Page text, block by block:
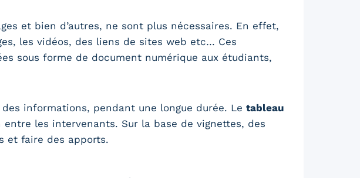
et bien d’autres, ne sont plus nécessaires. En effet,
les vidéos, des liens de sites web etc… Ces
sous forme de document numérique aux étudiants,
informations, pendant une longue durée. Le tableau
les intervenants. Sur la base de vignettes, des
et faire des apports.